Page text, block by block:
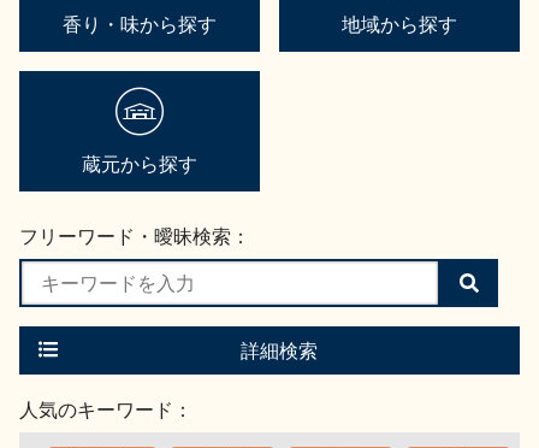
香り・味から探す 地域から探す
蔵元から探す
フリーワード・曖昧検索：
検
索
す
詳細検索
人気のキーワード：